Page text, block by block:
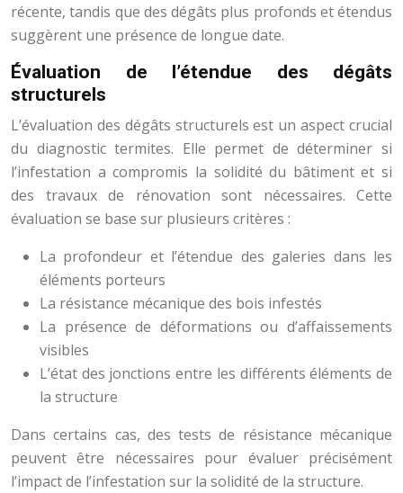
récente, tandis que des dégâts plus profonds et étendus
suggèrent une présence de longue date.
Évaluation de l’étendue des dégâts
structurels
L’évaluation des dégâts structurels est un aspect crucial
du diagnostic termites. Elle permet de déterminer si
l’infestation a compromis la solidité du bâtiment et si
des travaux de rénovation sont nécessaires. Cette
évaluation se base sur plusieurs critères :
La profondeur et l’étendue des galeries dans les
éléments porteurs
La résistance mécanique des bois infestés
La présence de déformations ou d’affaissements
visibles
L’état des jonctions entre les différents éléments de
la structure
Dans certains cas, des tests de résistance mécanique
peuvent être nécessaires pour évaluer précisément
l’impact de l’infestation sur la solidité de la structure.